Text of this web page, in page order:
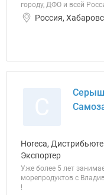
городу, ДФО и всей
Россия,
Horeca,
Экспортер
Уже более 5 лет
морепродуктов с
!